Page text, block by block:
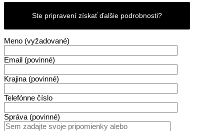
bol
inštalovaný
v
Saint-
Maur-
des-
Fossés
na
predmestí
Paríža
Ste pripravení získať ďalšie podrobnosti?
Meno (vyžadované)
Email (povinné)
Krajina (povinné)
Telefónne číslo
Správa (povinné)